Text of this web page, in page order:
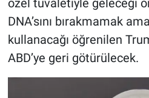
DNA’sını bırakmamak
kullanacağı öğrenilen
ABD’ye geri götürülecek.